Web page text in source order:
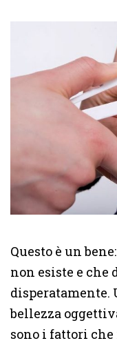
Questo è un
non esiste e che
disperatamente.
bellezza
sono i fattori